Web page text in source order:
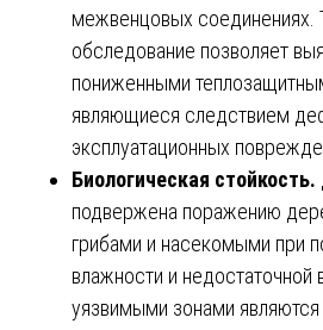
межвенцовых соединениях.
обследование позволяет
пониженными
являющиеся следствием
эксплуатационных
Биологическая стойкость.
подвержена поражению
грибами и насекомыми при
влажности и недостаточной
уязвимыми зонами